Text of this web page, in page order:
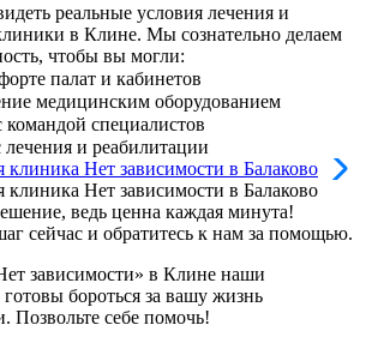
реальные условия лечения и
в Клине. Мы сознательно делаем
чтобы вы могли:
палат и кабинетов
медицинским оборудованием
специалистов
и реабилитации
ведь ценна каждая минута!
сейчас и обратитесь к нам за помощью.
зависимости» в Клине наши
бороться за вашу жизнь
Позвольте себе помочь!